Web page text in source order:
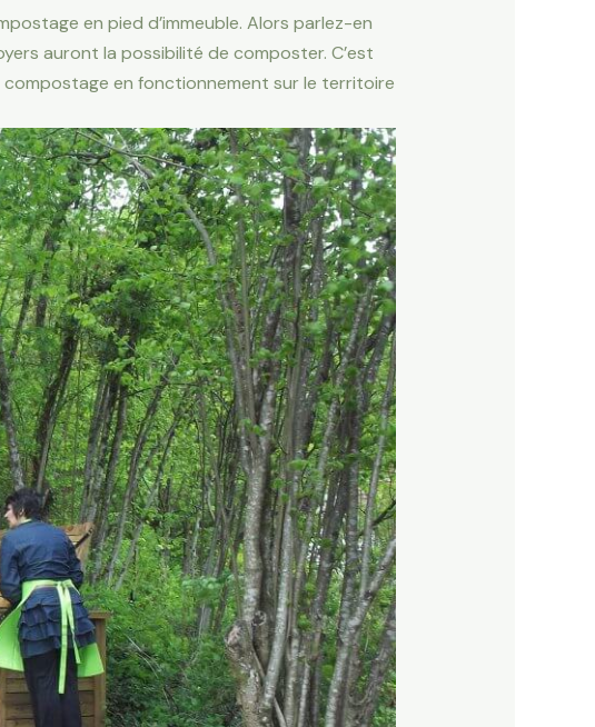
en pied d’immeuble. Alors parlez-en
auront la possibilité de composter. C’est
compostage en fonctionnement sur le territoire